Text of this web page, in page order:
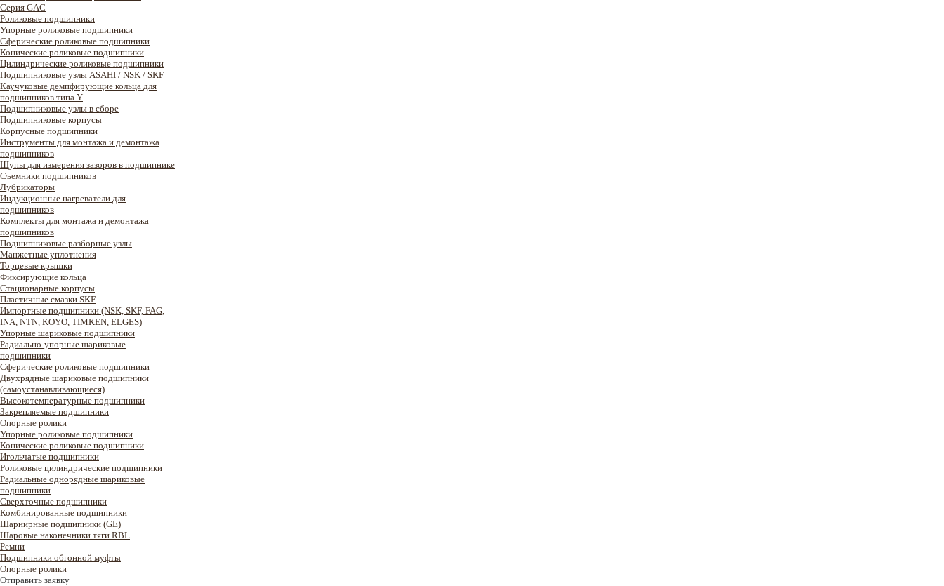
Серия GAC
Роликовые подшипники
Упорные роликовые подшипники
Сферические роликовые подшипники
Конические роликовые подшипники
Цилиндрические роликовые подшипники
Подшипниковые узлы ASAHI / NSK / SKF
Каучуковые демпфирующие кольца для
подшипников типа Y
Подшипниковые узлы в сборе
Подшипниковые корпусы
Корпусные подшипники
Инструменты для монтажа и демонтажа
подшипников
Щупы для измерения зазоров в подшипнике
Съемники подшипников
Лубрикаторы
Индукционные нагреватели для
подшипников
Комплекты для монтажа и демонтажа
подшипников
Подшипниковые разборные узлы
Манжетные уплотнения
Торцевые крышки
Фиксирующие кольца
Стационарные корпусы
Пластичные смазки SKF
Импортные подшипники (NSK, SKF, FAG,
INA, NTN, KOYO, TIMKEN, ELGES)
Упорные шариковые подшипники
Радиально-упорные шариковые
подшипники
Сферические роликовые подшипники
Двухрядные шариковые подшипники
(самоустанавливающиеся)
Высокотемпературные подшипники
Закрепляемые подшипники
Опорные ролики
Упорные роликовые подшипники
Конические роликовые подшипники
Игольчатые подшипники
Роликовые цилиндрические подшипники
Радиальные однорядные шариковые
подшипники
Сверхточные подшипники
Комбинированные подшипники
Шарнирные подшипники (GE)
Шаровые наконечники тяги RBL
Ремни
Подшипники обгонной муфты
Опорные ролики
Отправить заявку